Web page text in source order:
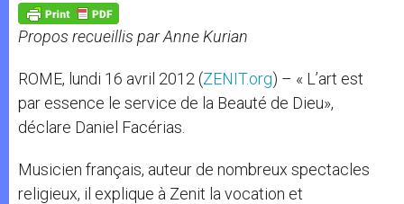
p
p
g
e
r
o
k
Propos recueillis par Anne Kurian
ROME, lundi 16 avril 2012 (ZENIT.org) – « L’art est
par essence le service de la Beauté de Dieu»,
déclare Daniel Facérias.
Musicien français, auteur de nombreux spectacles
religieux, il explique à Zenit la vocation et